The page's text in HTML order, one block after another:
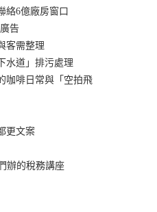
絡6億廠房窗口
告
客需整理
水道」排污處理
咖啡日常與「空拍飛
更文案
辦的稅務講座